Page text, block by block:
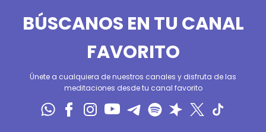
BÚSCANOS EN TU CANAL
FAVORITO
Únete a cualquiera de nuestros canales y disfruta de las
meditaciones desde tu canal favorito